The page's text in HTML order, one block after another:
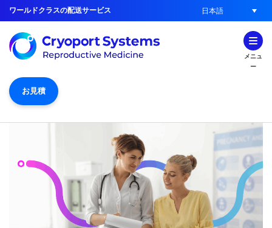
ワールドクラスの配送サービス 日本語
メニュ
ー
お見積